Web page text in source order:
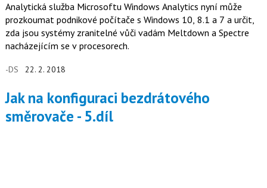
Analytická služba Microsoftu Windows Analytics nyní může
prozkoumat podnikové počítače s Windows 10, 8.1 a 7 a určit,
zda jsou systémy zranitelné vůči vadám Meltdown a Spectre
nacházejícím se v procesorech.
-DS 22. 2. 2018
Jak na konfiguraci bezdrátového
směrovače - 5.díl